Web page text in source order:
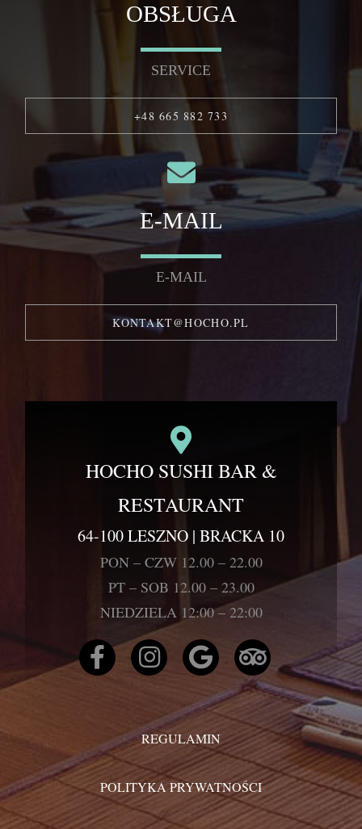
OBSŁUGA
SERVICE
+48 665 882 733
E-MAIL
E-MAIL
KONTAKT@HOCHO.PL
HOCHO SUSHI BAR &
RESTAURANT
64-100 LESZNO | BRACKA 10
PON – CZW 12.00 – 22.00
PT – SOB 12.00 – 23.00
NIEDZIELA 12:00 – 22:00
REGULAMIN
POLITYKA PRYWATNOŚCI